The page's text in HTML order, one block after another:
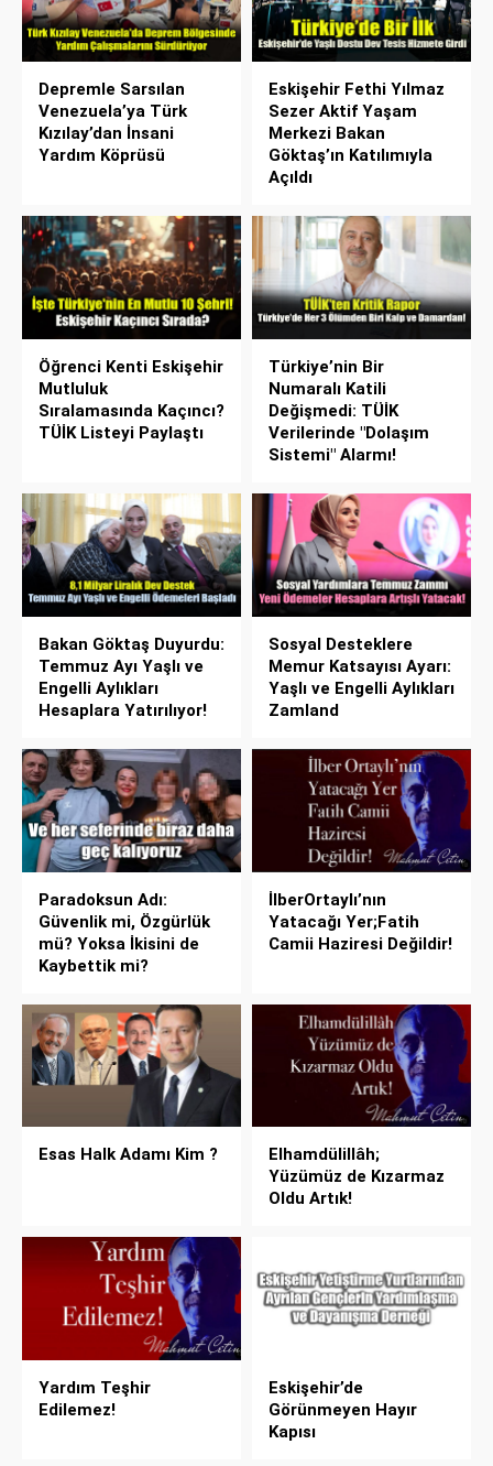
Depremle Sarsılan
Venezuela’ya Türk
Kızılay’dan İnsani
Yardım Köprüsü
Eskişehir Fethi Yılmaz
Sezer Aktif Yaşam
Merkezi Bakan
Göktaş’ın Katılımıyla
Açıldı
Öğrenci Kenti Eskişehir
Mutluluk
Sıralamasında Kaçıncı?
TÜİK Listeyi Paylaştı
Türkiye’nin Bir
Numaralı Katili
Değişmedi: TÜİK
Verilerinde "Dolaşım
Sistemi" Alarmı!
Bakan Göktaş Duyurdu:
Temmuz Ayı Yaşlı ve
Engelli Aylıkları
Hesaplara Yatırılıyor!
Sosyal Desteklere
Memur Katsayısı Ayarı:
Yaşlı ve Engelli Aylıkları
Zamland
Paradoksun Adı:
Güvenlik mi, Özgürlük
mü? Yoksa İkisini de
Kaybettik mi?
İlberOrtaylı’nın
Yatacağı Yer;Fatih
Camii Haziresi Değildir!
Esas Halk Adamı Kim ?
Elhamdülillâh;
Yüzümüz de Kızarmaz
Oldu Artık!
Yardım Teşhir
Edilemez!
Eskişehir’de
Görünmeyen Hayır
Kapısı